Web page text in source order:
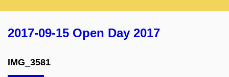
2017-09-15 Open Day 2017
IMG_3581